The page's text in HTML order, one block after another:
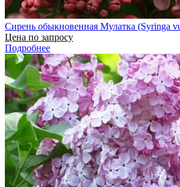
Сирень обыкновенная Мулатка (Syringa
Цена по запросу
Подробнее